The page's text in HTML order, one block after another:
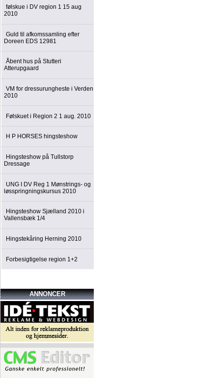
følskue i DV region 1 15 aug
2010
Guld til afkomssamling efter
Doreen EDS 12981
Åbent hus på Stutteri
Atterupgaard
VM for dressurungheste i Verden
2010
Følskuet i Region 2 1 aug. 2010
H P HORSES hingsteshow
Hingsteshow på Tullstorp
Dressage
UNG I DV Reg 1 Mønstrings- og
løsspringningskursus 2010
Hingsteshow Sjælland 2010 i
Vallensbæk 1/4
Hingstekåring Herning 2010
Forbesigtigelse region 1+2
ANNONCER